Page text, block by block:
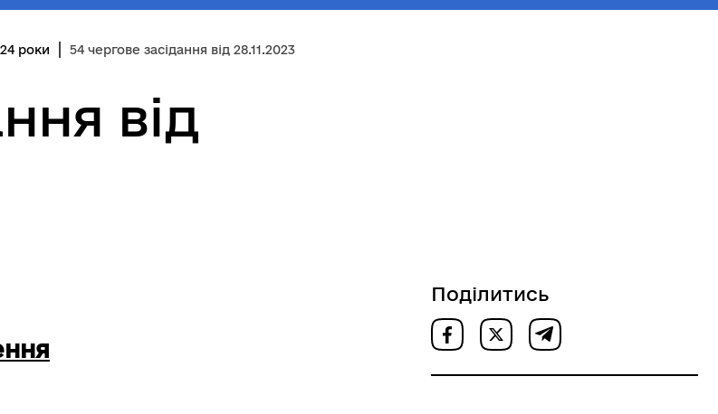
роки 54 чергове засідання від 28.11.2023
від
Поділитись